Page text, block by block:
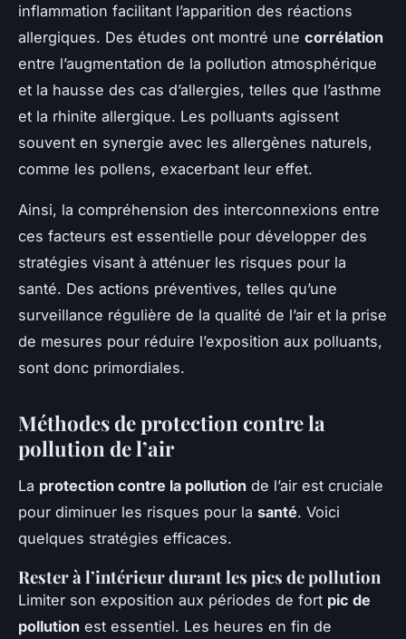
inflammation facilitant l’apparition des réactions
allergiques. Des études ont montré une corrélation
entre l’augmentation de la pollution atmosphérique
et la hausse des cas d’allergies, telles que l’asthme
et la rhinite allergique. Les polluants agissent
souvent en synergie avec les allergènes naturels,
comme les pollens, exacerbant leur effet.
Ainsi, la compréhension des interconnexions entre
ces facteurs est essentielle pour développer des
stratégies visant à atténuer les risques pour la
santé. Des actions préventives, telles qu’une
surveillance régulière de la qualité de l’air et la prise
de mesures pour réduire l’exposition aux polluants,
sont donc primordiales.
Méthodes de protection contre la
pollution de l’air
La protection contre la pollution de l’air est cruciale
pour diminuer les risques pour la santé. Voici
quelques stratégies efficaces.
Rester à l’intérieur durant les pics de pollution
Limiter son exposition aux périodes de fort pic de
pollution est essentiel. Les heures en fin de